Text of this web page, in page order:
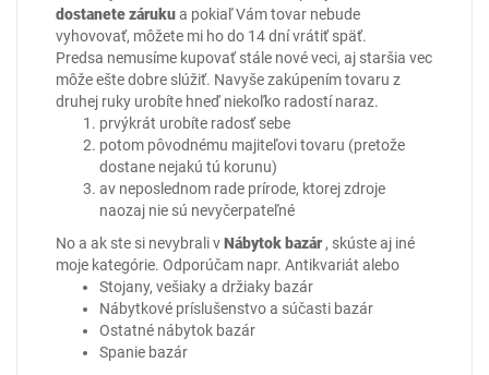
dostanete zárukua pokiaľ Vám tovar nebude
vyhovovať, môžete mi ho do 14 dní vrátiť späť.
Predsa nemusíme kupovať stále nové veci, aj staršia vec
môže ešte dobre slúžiť. Navyše zakúpením tovaru z
druhej ruky urobíte hneď niekoľko radostí naraz.
prvýkrát urobíte radosť sebe
potom pôvodnému majiteľovi tovaru (pretože
dostane nejakú tú korunu)
av neposlednom rade prírode, ktorej zdroje
naozaj nie sú nevyčerpateľné
No a ak ste si nevybrali vNábytok bazár , skúste aj iné
moje kategórie. Odporúčam napr. Antikvariát alebo
Stojany, vešiaky a držiaky bazár
Nábytkové príslušenstvo a súčasti bazár
Ostatné nábytok bazár
Spanie bazár